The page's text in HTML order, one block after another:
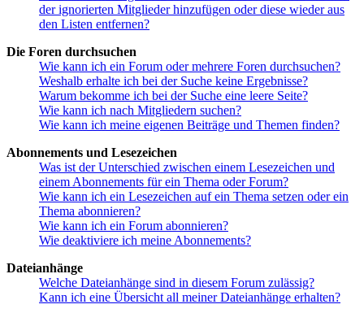
der ignorierten Mitglieder hinzufügen oder diese wieder aus
den Listen entfernen?
Die Foren durchsuchen
Wie kann ich ein Forum oder mehrere Foren durchsuchen?
Weshalb erhalte ich bei der Suche keine Ergebnisse?
Warum bekomme ich bei der Suche eine leere Seite?
Wie kann ich nach Mitgliedern suchen?
Wie kann ich meine eigenen Beiträge und Themen finden?
Abonnements und Lesezeichen
Was ist der Unterschied zwischen einem Lesezeichen und
einem Abonnements für ein Thema oder Forum?
Wie kann ich ein Lesezeichen auf ein Thema setzen oder ein
Thema abonnieren?
Wie kann ich ein Forum abonnieren?
Wie deaktiviere ich meine Abonnements?
Dateianhänge
Welche Dateianhänge sind in diesem Forum zulässig?
Kann ich eine Übersicht all meiner Dateianhänge erhalten?